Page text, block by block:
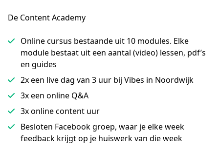
De Content Academy
Online cursus bestaande uit 10 modules. Elke
module bestaat uit een aantal (video) lessen, pdf’s
en guides
2x een live dag van 3 uur bij Vibes in Noordwijk
3x een online Q&A
3x online content uur
Besloten Facebook groep, waar je elke week
feedback krijgt op je huiswerk van die week